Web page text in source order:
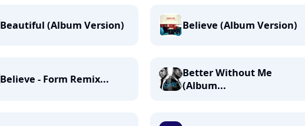
Beautiful (Album Version) Believe (Album Version)
Believe - Form Remix...
Better Without Me
(Album...